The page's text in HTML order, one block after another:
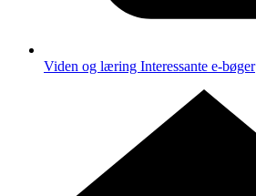
Viden og læring Interessante e-bøger